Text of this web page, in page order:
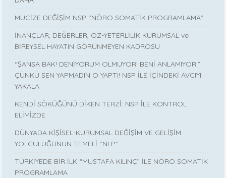
MUCİZE DEĞİŞİM NSP “NÖRO SOMATİK PROGRAMLAMA”
İNANÇLAR, DEĞERLER, ÖZ-YETERLİLİK KURUMSAL ve
BİREYSEL HAYATIN GÖRÜNMEYEN KADROSU
“ŞANSA BAK! DENİYORUM OLMUYOR! BENİ ANLAMIYOR!”
ÇÜNKÜ SEN YAPMADIN O YAPTI! NSP İLE İÇİNDEKİ AVCIYI
YAKALA
KENDİ SÖKÜĞÜNÜ DİKEN TERZİ: NSP İLE KONTROL
ELİMİZDE
DÜNYADA KİŞİSEL-KURUMSAL DEĞİŞİM VE GELİŞİM
YOLCULUĞUNUN TEMELİ “NLP”
TÜRKİYEDE BİR İLK “MUSTAFA KILINÇ” İLE NÖRO SOMATİK
PROGRAMLAMA